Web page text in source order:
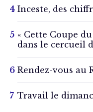
Inceste, des
« Cette Coupe
dans le cercueil
Rendez-vous au
Travail le